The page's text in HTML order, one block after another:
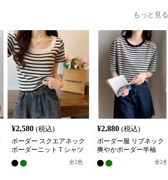
もっと見る
¥2,580 (税込)
ボーダー スクエアネック
ボーダーニットＴシャツ
全2色
¥2,880 (税込)
ボーダー服 リブネック
爽やかボーダー半袖
全2色